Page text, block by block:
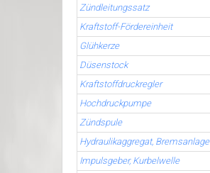
Zündleitungssatz
Kraftstoff-Fördereinheit
Glühkerze
Düsenstock
Kraftstoffdruckregler
Hochdruckpumpe
Zündspule
Hydraulikaggregat, Bremsanlage
Impulsgeber, Kurbelwelle